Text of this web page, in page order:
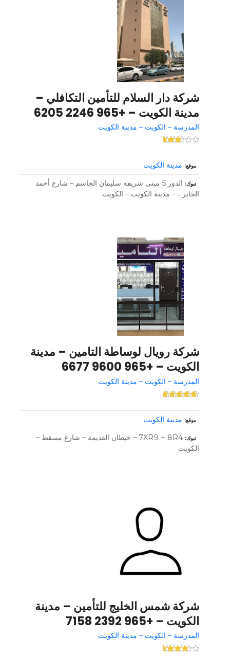
شركة دار السلام للتأمين التكافلي –
مدينة الكويت – +965 2246 6205
المدرسة – الكويت – مدينة الكويت
موقع مدينة الكويت
تبوك
الدور 5 مبنى شريفه سليمان الجاسم – شارع أحمد
الجابر ، – مدينة الكويت – الكويت
شركة رويال لوساطة التامين – مدينة
الكويت – +965 9600 6677
المدرسة – الكويت – مدينة الكويت
موقع مدينة الكويت
تبوك
7XR9 + 8R4 – خيطان القديمة – شارع مسقط –
الكويت
شركة شمس الخليج للتأمين – مدينة
الكويت – +965 2392 7158
المدرسة – الكويت – مدينة الكويت